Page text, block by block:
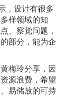
，设计有很多
样领域的知
、察觉问题，
部分，能为企
梅玲分享，因
源浪费，希望
易储放的可持